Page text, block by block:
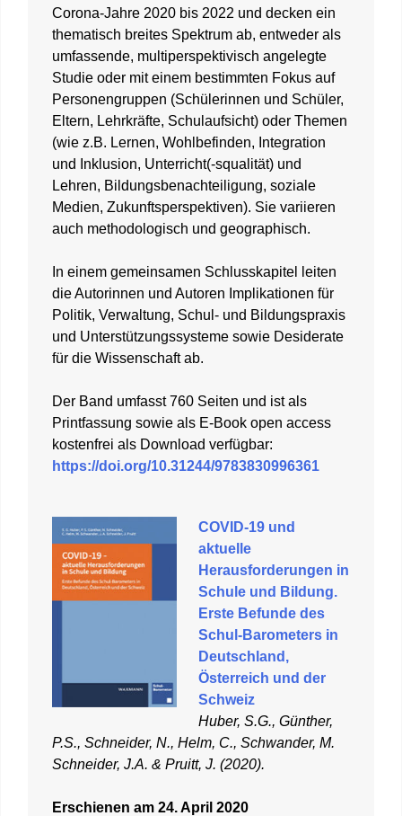
Corona-Jahre 2020 bis 2022 und decken ein
thematisch breites Spektrum ab, entweder als
umfassende, multiperspektivisch angelegte
Studie oder mit einem bestimmten Fokus auf
Personengruppen (Schülerinnen und Schüler,
Eltern, Lehrkräfte, Schulaufsicht) oder Themen
(wie z.B. Lernen, Wohlbefinden, Integration
und Inklusion, Unterricht(-squalität) und
Lehren, Bildungsbenachteiligung, soziale
Medien, Zukunftsperspektiven). Sie variieren
auch methodologisch und geographisch.
In einem gemeinsamen Schlusskapitel leiten
die Autorinnen und Autoren Implikationen für
Politik, Verwaltung, Schul- und Bildungspraxis
und Unterstützungssysteme sowie Desiderate
für die Wissenschaft ab.
Der Band umfasst 760 Seiten und ist als
Printfassung sowie als E-Book open access
kostenfrei als Download verfügbar:
https://doi.org/10.31244/9783830996361
COVID-19 und
aktuelle
Herausforderungen in
Schule und Bildung.
Erste Befunde des
Schul-Barometers in
Deutschland,
Österreich und der
Schweiz
Huber, S.G., Günther,
P.S., Schneider, N., Helm, C., Schwander, M.
Schneider, J.A. & Pruitt, J. (2020).
Erschienen am 24. April 2020